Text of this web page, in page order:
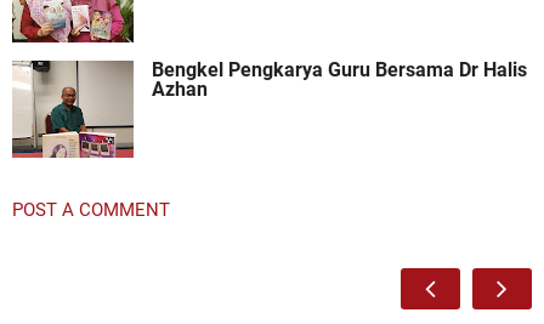
Bengkel Pengkarya Guru Bersama Dr Halis
Azhan
POST A COMMENT